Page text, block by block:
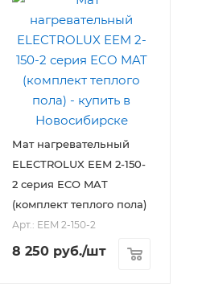
Мат нагревательный
ELECTROLUX EEM 2-150-
2 серия ECO MAT
(комплект теплого пола)
Арт.: EEM 2-150-2
8 250 руб./шт